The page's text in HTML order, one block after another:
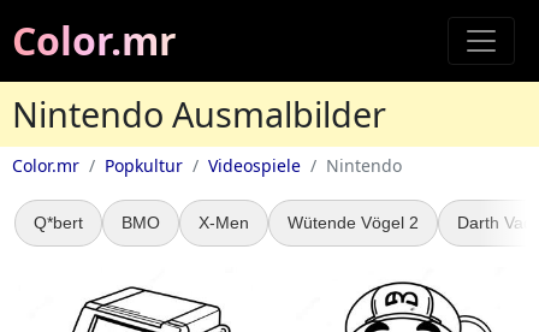
Color.mr
Nintendo Ausmalbilder
Color.mr Popkultur Videospiele Nintendo
Q*bert BMO X-Men Wütende Vögel 2 Darth